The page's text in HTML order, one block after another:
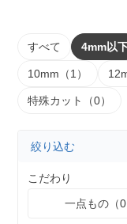
すべて 4mm以
10mm（1）
特殊カット（0）
絞り込む
こだわり
一点もの（0